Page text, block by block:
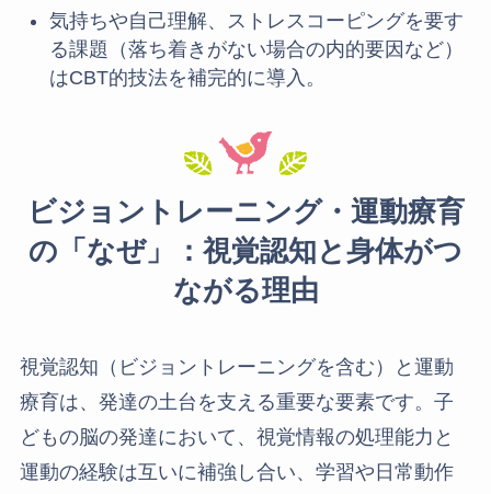
気持ちや自己理解、ストレスコーピングを要す
る課題（落ち着きがない場合の内的要因など）
はCBT的技法を補完的に導入。
ビジョントレーニング・運動療育
の「なぜ」：視覚認知と身体がつ
ながる理由
視覚認知（ビジョントレーニングを含む）と運動
療育は、発達の土台を支える重要な要素です。子
どもの脳の発達において、視覚情報の処理能力と
運動の経験は互いに補強し合い、学習や日常動作